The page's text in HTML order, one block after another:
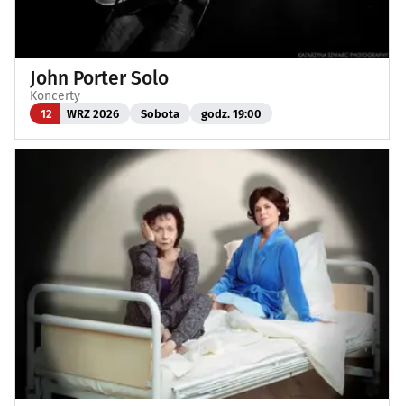
John Porter Solo
Koncerty
12 WRZ 2026 Sobota godz. 19:00